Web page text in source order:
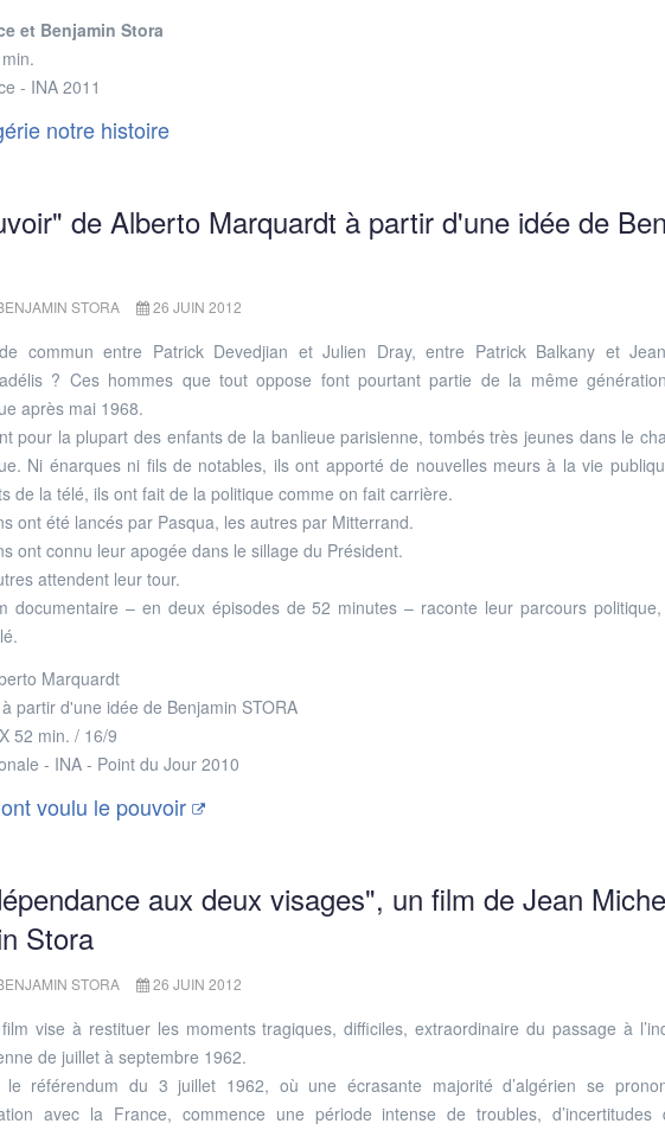
et Benjamin Stora
- INA 2011
notre histoire
de Alberto Marquardt à partir d'une idée de
STORA 26 JUIN 2012
commun entre Patrick Devedjian et Julien Dray, entre Patrick Balkany et
? Ces hommes que tout oppose font pourtant partie de la même
après mai 1968.
pour la plupart des enfants de la banlieue parisienne, tombés très jeunes dans le
Ni énarques ni fils de notables, ils ont apporté de nouvelles meurs à la vie
de la télé, ils ont fait de la politique comme on fait carrière.
ont été lancés par Pasqua, les autres par Mitterrand.
ont connu leur apogée dans le sillage du Président.
attendent leur tour.
documentaire – en deux épisodes de 52 minutes – raconte leur parcours
Marquardt
partir d'une idée de Benjamin STORA
52 min. / 16/9
- INA - Point du Jour 2010
voulu le pouvoir
aux deux visages", un film de Jean
Stora
STORA 26 JUIN 2012
vise à restituer les moments tragiques, difficiles, extraordinaire du passage à
de juillet à septembre 1962.
le référendum du 3 juillet 1962, où une écrasante majorité d’algérien se
avec la France, commence une période intense de troubles,